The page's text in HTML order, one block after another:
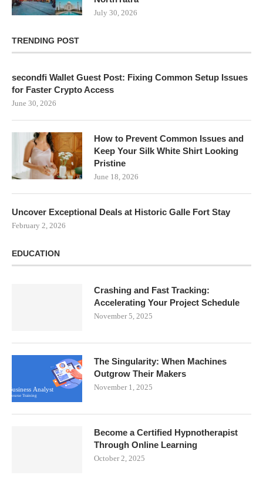
July 30, 2026
TRENDING POST
secondfi Wallet Guest Post: Fixing Common Setup Issues
for Faster Crypto Access
June 30, 2026
How to Prevent Common Issues and
Keep Your Silk White Shirt Looking
Pristine
June 18, 2026
Uncover Exceptional Deals at Historic Galle Fort Stay
February 2, 2026
EDUCATION
Crashing and Fast Tracking:
Accelerating Your Project Schedule
November 5, 2025
The Singularity: When Machines
Outgrow Their Makers
November 1, 2025
Become a Certified Hypnotherapist
Through Online Learning
October 2, 2025